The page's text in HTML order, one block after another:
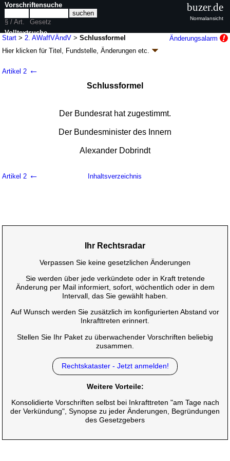
Start > 2. AWaffVÄndV >Schlussformel
Änderungsalarm
Hier klicken fürTitel, Fundstelle, Änderungen etc.
Änderung der Allgemeinen Waffengesetz-
Verordnung (2. AWaffVÄndVk.a.Abk.
Drucksachen / Entwurf / Begründung
Artikel 2 ←
Schlussformel
Der Bundesrat hat zugestimmt.
Der Bundesminister des Innern
Alexander Dobrindt
Artikel 2 ← Inhaltsverzeichnis
Vorschriftensuche
§ / Art.
Gesetz
Volltextsuche
nur in 2. AWaffVÄndV
buzer.de
Normalansicht
Ihr Rechtsradar
Verpassen Sie keine gesetzlichen Änderungen
Sie werden über jede verkündete oder in Kraft tretende
Änderung per Mail informiert, sofort, wöchentlich oder in dem
Intervall, das Sie gewählt haben.
Auf Wunsch werden Sie zusätzlich im konfigurierten Abstand vor
Inkrafttreten erinnert.
Stellen Sie Ihr Paket zu überwachender Vorschriften beliebig
zusammen.
Rechtskataster - Jetzt anmelden!
Weitere Vorteile:
Konsolidierte Vorschriften selbst bei Inkrafttreten "am Tage nach
der Verkündung", Synopse zu jeder Änderungen, Begründungen
des Gesetzgebers